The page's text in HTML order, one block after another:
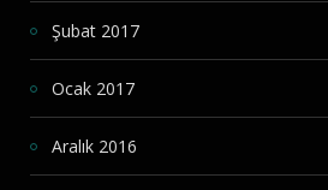
Şubat 2017
Ocak 2017
Aralık 2016